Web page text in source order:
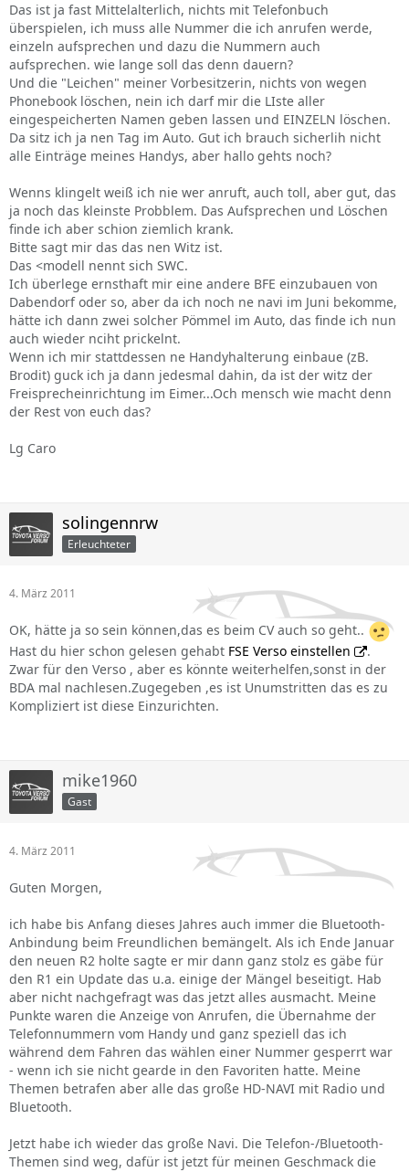
Das ist ja fast Mittelalterlich, nichts mit Telefonbuch
überspielen, ich muss alle Nummer die ich anrufen werde,
einzeln aufsprechen und dazu die Nummern auch
aufsprechen. wie lange soll das denn dauern?
Und die "Leichen" meiner Vorbesitzerin, nichts von wegen
Phonebook löschen, nein ich darf mir die LIste aller
eingespeicherten Namen geben lassen und EINZELN löschen.
Da sitz ich ja nen Tag im Auto. Gut ich brauch sicherlih nicht
alle Einträge meines Handys, aber hallo gehts noch?
Wenns klingelt weiß ich nie wer anruft, auch toll, aber gut, das
ja noch das kleinste Probblem. Das Aufsprechen und Löschen
finde ich aber schion ziemlich krank.
Bitte sagt mir das das nen Witz ist.
Das <modell nennt sich SWC.
Ich überlege ernsthaft mir eine andere BFE einzubauen von
Dabendorf oder so, aber da ich noch ne navi im Juni bekomme,
hätte ich dann zwei solcher Pömmel im Auto, das finde ich nun
auch wieder nciht prickelnt.
Wenn ich mir stattdessen ne Handyhalterung einbaue (zB.
Brodit) guck ich ja dann jedesmal dahin, da ist der witz der
Freisprecheinrichtung im Eimer...Och mensch wie macht denn
der Rest von euch das?
Lg Caro
solingennrw
Erleuchteter
4. März 2011
OK, hätte ja so sein können,das es beim CV auch so geht..
Hast du hier schon gelesen gehabt FSE Verso einstellen
.
Zwar für den Verso , aber es könnte weiterhelfen,sonst in der
BDA mal nachlesen.Zugegeben ,es ist Unumstritten das es zu
Kompliziert ist diese Einzurichten.
mike1960
Gast
4. März 2011
Guten Morgen,
ich habe bis Anfang dieses Jahres auch immer die Bluetooth-
Anbindung beim Freundlichen bemängelt. Als ich Ende Januar
den neuen R2 holte sagte er mir dann ganz stolz es gäbe für
den R1 ein Update das u.a. einige der Mängel beseitigt. Hab
aber nicht nachgefragt was das jetzt alles ausmacht. Meine
Punkte waren die Anzeige von Anrufen, die Übernahme der
Telefonnummern vom Handy und ganz speziell das ich
während dem Fahren das wählen einer Nummer gesperrt war
- wenn ich sie nicht gearde in den Favoriten hatte. Meine
Themen betrafen aber alle das große HD-NAVI mit Radio und
Bluetooth.
Jetzt habe ich wieder das große Navi. Die Telefon-/Bluetooth-
Themen sind weg, dafür ist jetzt für meinen Geschmack die